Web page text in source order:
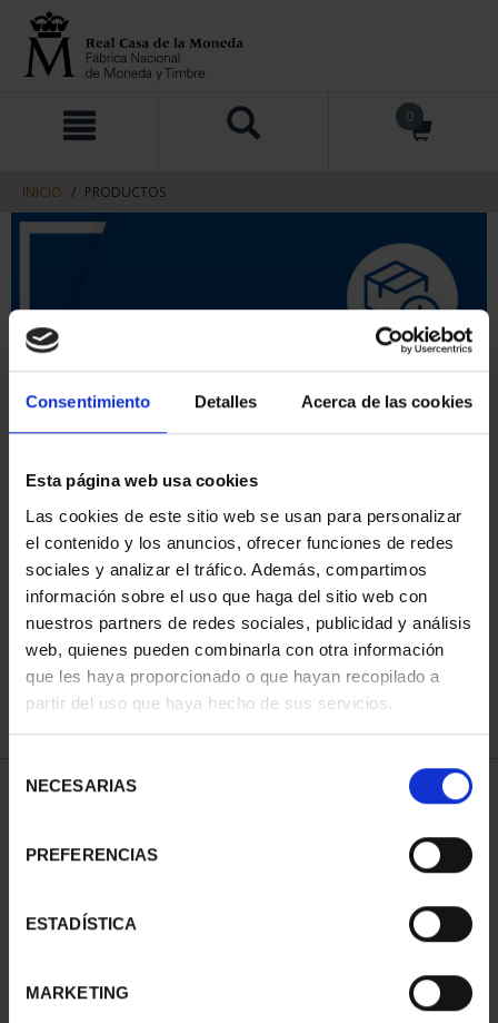
Consentimiento Detalles Acerca de las cookies
Esta página web usa cookies
Las cookies de este sitio web se usan para personalizar
el contenido y los anuncios, ofrecer funciones de redes
sociales y analizar el tráfico. Además, compartimos
información sobre el uso que haga del sitio web con
nuestros partners de redes sociales, publicidad y análisis
web, quienes pueden combinarla con otra información
que les haya proporcionado o que hayan recopilado a
partir del uso que haya hecho de sus servicios.
NECESARIAS
PREFERENCIAS
ESTADÍSTICA
MARKETING
contenido
navegacin
0
INICIO PRODUCTOS
ORDENAR POR:
REFINAR
2 Productos encontrados